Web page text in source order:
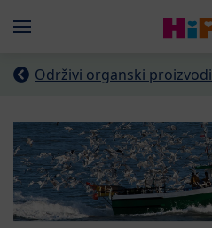
Menü
Održivi organski proizvodi